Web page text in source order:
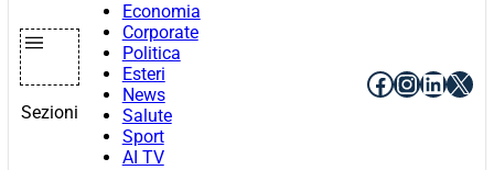
Sezioni
Economia
Corporate
Politica
Esteri
News
Salute
Sport
AI TV
Facebook
X